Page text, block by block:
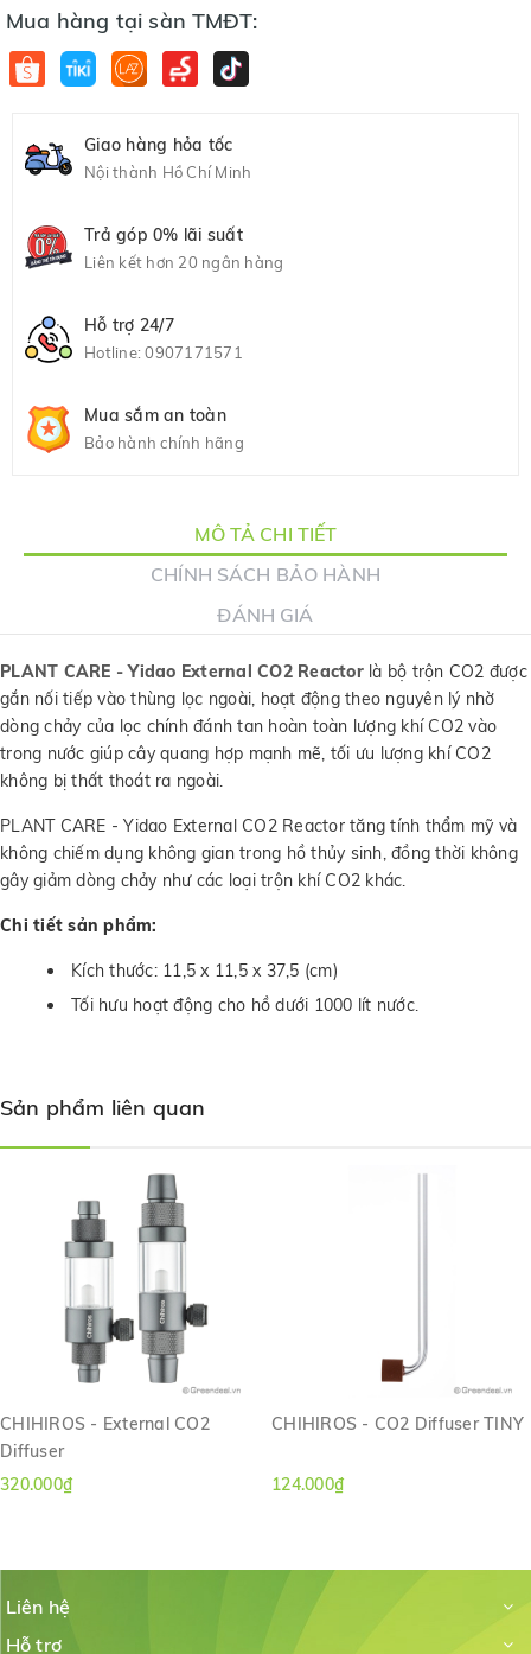
Mua hàng tại sàn TMĐT:
Giao hàng hỏa tốc
Nội thành Hồ Chí Minh
Trả góp 0% lãi suất
Liên kết hơn 20 ngân hàng
Hỗ trợ 24/7
Hotline:0907171571
Mua sắm an toàn
Bảo hành chính hãng
MÔ TẢ CHI TIẾT
CHÍNH SÁCH BẢO HÀNH
ĐÁNH GIÁ
PLANT CARE - Yidao External CO2 Reactorlà bộ trộn CO2 được
gắn nối tiếp vào thùng lọc ngoài, hoạt động theo nguyên lý nhờ
dòng chảy của lọc chính đánh tan hoàn toàn lượng khí CO2 vào
trong nước giúp cây quang hợp mạnh mẽ, tối ưu lượng khí CO2
không bị thất thoát ra ngoài.
PLANT CARE - Yidao External CO2 Reactor tăng tính thẩm mỹ và
không chiếm dụng không gian trong hồ thủy sinh, đồng thời không
gây giảm dòng chảy như các loại trộn khí CO2 khác.
Chi tiết sản phẩm:
Kích thước: 11,5 x 11,5 x 37,5 (cm)
Tối hưu hoạt động cho hồ dưới 1000 lít nước.
Sản phẩm liên quan
CHIHIROS - External CO2
Diffuser
320.000₫
CHIHIROS - CO2 Diffuser TINY
124.000₫
Liên hệ
Hỗ trợ